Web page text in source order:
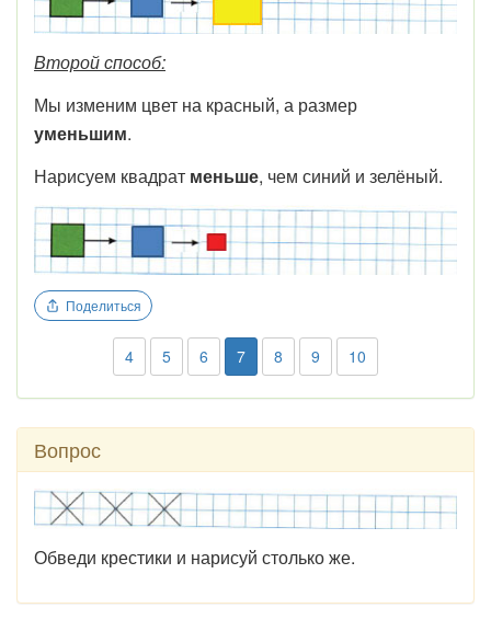
Второй способ:
Мы изменим цвет на красный, а размер
уменьшим.
Нарисуем квадрат меньше, чем синий и зелёный.
Поделиться
4 5 6 7 8 9 10
Вопрос
Обведи крестики и нарисуй столько же.